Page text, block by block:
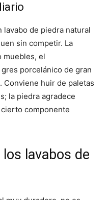
lavabo de piedra natural
sin competir. La
muebles, el
porcelánico de gran
Conviene huir de paletas
la piedra agradece
componente
lavabos de